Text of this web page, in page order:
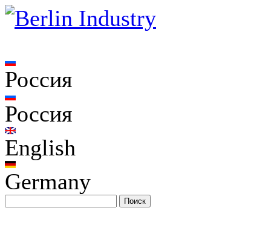
Россия
Россия
English
Germany